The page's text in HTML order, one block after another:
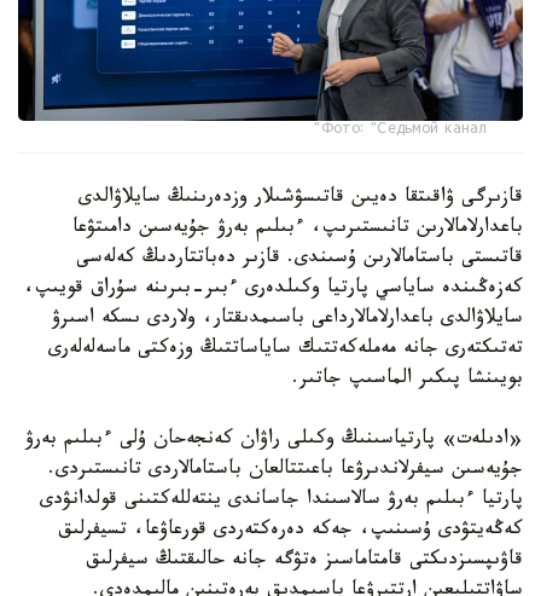
Фото: "Седьмой канал"
قازىرگى ۋاقىتقا دەيىن قاتىسۋشىلار وزدەرىنىڭ سايلاۋالدى
باعدارلامالارىن تانىستىرىپ، ءبىلىم بەرۋ جۇيەسىن دامىتۋعا
قاتىستى باستامالارىن ۇسىندى. قازىر دەباتتاردىڭ كەلەسى
كەزەڭىندە ساياسي پارتيا وكىلدەرى ءبىر-بىرىنە سۇراق قويىپ،
سايلاۋالدى باعدارلامالارداعى باسىمدىقتار، ولاردى ىسكە اسىرۋ
تەتىكتەرى جانە مەملەكەتتىك ساياساتتىڭ وزەكتى ماسەلەلەرى
بويىنشا پىكىر الماسىپ جاتىر.
«ادىلەت» پارتياسىنىڭ وكىلى راۋان كەنجەحان ۇلى ءبىلىم بەرۋ
جۇيەسىن سيفرلاندىرۋعا باعىتتالعان باستامالاردى تانىستىردى.
پارتيا ءبىلىم بەرۋ سالاسىندا جاساندى ينتەللەكتىنى قولدانۋدى
كەڭەيتۋدى ۇسىنىپ، جەكە دەرەكتەردى قورعاۋعا، تسيفرلىق
قاۋىپسىزدىكتى قامتاماسىز ەتۋگە جانە حالىقتىڭ سيفرلىق